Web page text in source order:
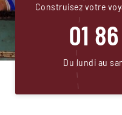
Construisez votre
01
Du lundi au